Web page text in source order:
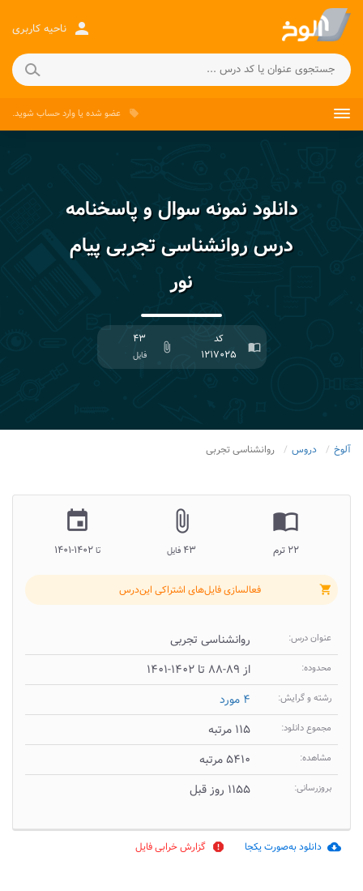
person ناحیه کاربری
local_offer عضو شده یاوارد حساب شوید.
دانلود نمونه سوال و پاسخنامه
درس روانشناسی تجربی پیام
نور
import_contacts
کد
۱۲۱۷۰۲۵
attach_file
۴۳
فایل
آلوخ دروس روانشناسی تجربی
import_contacts
۲۲ ترم
attach_file
۴۳ فایل
insert_invitation
تا۱۴۰۲-۱۴۰۱
shopping_cart فعالسازی فایل‌های اشتراکی این‌درس
عنوان درس: روانشناسی تجربی
محدوده: از ۸۹-۸۸ تا ۱۴۰۲-۱۴۰۱
رشته و گرایش: ۴ مورد
مجموع دانلود: ۱۱۵ مرتبه
مشاهده: ۵۴۱۰ مرتبه
بروزرسانی: ۱۱۵۵ روز قبل
cloud_download دانلود به‌صورت یکجا report گزارش خرابی فایل